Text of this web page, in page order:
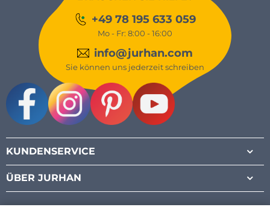
+49 78 195 633 059
Mo - Fr: 8:00 - 16:00
info@jurhan.com
Sie können uns jederzeit schreiben
KUNDENSERVICE
ÜBER JURHAN